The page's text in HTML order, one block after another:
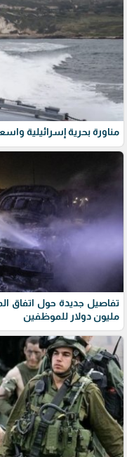
مناورة بحرية إسرائيلية
مليون دولار للموظفين